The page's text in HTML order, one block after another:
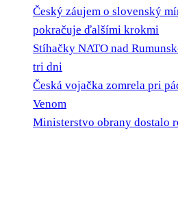
Český záujem o slovenský
pokračuje ďalšími krokmi
Stíhačky NATO nad
tri dni
Česká vojačka zomrela pri
Venom
Ministerstvo obrany dostalo